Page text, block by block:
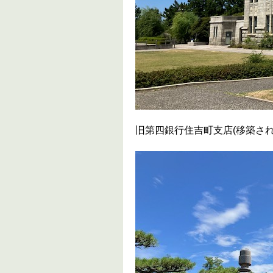
旧第四銀行住吉町支店(移築さ